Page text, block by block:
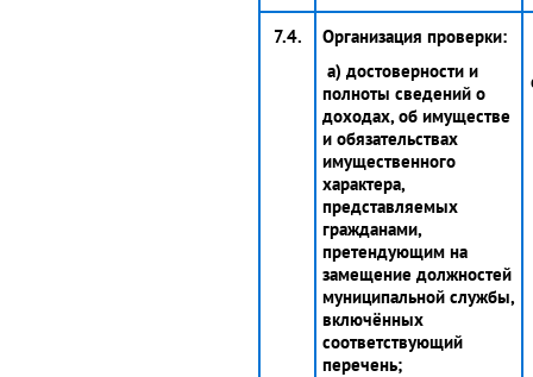
7.4.
Организация проверки:
а) достоверности и
полноты сведений о
доходах, об имуществе
и обязательствах
имущественного
характера,
представляемых
гражданами,
претендующим на
замещение должностей
муниципальной службы,
включённых
соответствующий
перечень;